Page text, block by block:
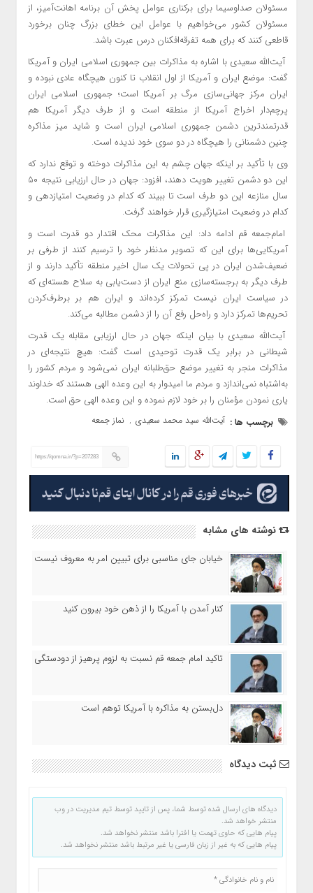
مسئولان صداوسیما برای برکناری عوامل پخش آن برنامه اهانت‌آمیز، از
مسئولان کشور می‌خواهیم با عوامل این خطای بزرگ چنان برخورد
قاطعی کنند که برای همه تفرقه‌افکنان درس عبرت باشد.
آیت‌الله سعیدی با اشاره به مذاکرات بین جمهوری اسلامی ایران و آمریکا
گفت: موضع ایران و آمریکا از اول انقلاب تا کنون هیچگاه عادی نبوده و
ایران مرکز جهانی‌سازی مرگ بر آمریکا است؛ جمهوری اسلامی ایران
پرچم‌دار اخراج آمریکا از منطقه است و از طرف دیگر آمریکا هم
قدرتمندترین دشمن جمهوری اسلامی ایران است و شاید میز مذاکره
چنین دشمنانی را هیچگاه در دو سوی خود ندیده است.
وی با تأکید بر اینکه جهان چشم به این مذاکرات دوخته و توقع ندارد که
این دو دشمن تغییر هویت دهند، افزود: جهان در حال ارزیابی نتیجه ۵۰
سال منازعه این دو طرف است تا ببیند که کدام در وضعیت امتیازدهی و
کدام در وضعیت امتیازگیری قرار خواهند گرفت.
امام‌جمعه قم ادامه داد: این مذاکرات محک اقتدار دو قدرت است و
آمریکایی‌ها برای این که تصویر مدنظر خود را ترسیم کنند از طرفی بر
ضعیف‌شدن ایران در پی تحولات یک سال اخیر منطقه تأکید دارند و از
طرف دیگر به برجسته‌سازی منع ایران از دست‌یابی به سلاح هسته‌ای که
در سیاست ایران نیست تمرکز کرده‌اند و ایران هم بر برطرف‌کردن
تحریم‌ها تمرکز دارد و راه‌حل رفع آن را از دشمن مطالبه می‌کند.
آیت‌الله سعیدی با بیان اینکه جهان در حال ارزیابی مقابله یک قدرت
شیطانی در برابر یک قدرت توحیدی است گفت: هیچ نتیجه‌ای در
مذاکرات منجر به تغییر موضع حق‌طلبانه ایران نمی‌شود و مردم کشور را
به‌اشتباه نمی‌اندازد و مردم ما امیدوار به این وعده الهی هستند که خداوند
یاری نمودن مؤمنان را بر خود لازم نموده و این وعده الهی حق است.
برچسب ها : آیت‌الله سید محمد سعیدی , نماز جمعه
https://qomna.ir/?p=207283
نوشته های مشابه
خیابان جای مناسبی برای تبیین امر به معروف نیست
کنار آمدن با آمریکا را از ذهن خود بیرون کنید
تاکید امام جمعه قم نسبت به لزوم پرهیز از دودستگی
دل‌بستن به مذاکره با آمریکا توهم است
ثبت دیدگاه
دیدگاه های ارسال شده توسط شما، پس از تایید توسط تیم مدیریت در وب
منتشر خواهد شد.
پیام هایی که حاوی تهمت یا افترا باشد منتشر نخواهد شد.
پیام هایی که به غیر از زبان فارسی یا غیر مرتبط باشد منتشر نخواهد شد.